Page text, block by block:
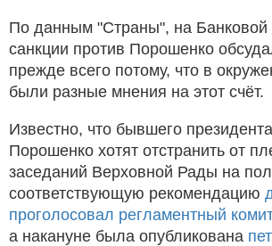
По данным "Страны", на Банковой
санкции против Порошенко
прежде всего потому, что в
были разные мнения на этот счёт.
Известно, что бывшего
Порошенко хотят отстранить от
заседаний Верховной Рады на
соответствующую рекомендацию
проголосовал регламентный
а накануне была опубликована